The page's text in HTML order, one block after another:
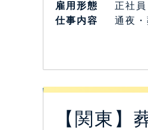
雇⽤形態
正社員
仕事内容
通夜
【関東】